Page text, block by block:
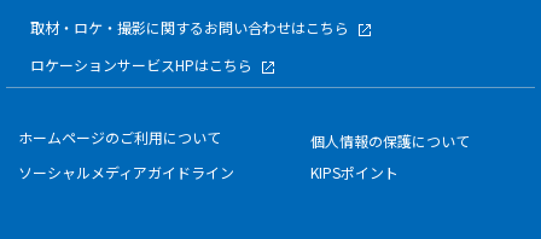
取材・ロケ・撮影に関するお問い合わせはこちら
ロケーションサービスHPはこちら
ホームページのご利用について
個人情報の保護について
ソーシャルメディアガイドライン
KIPSポイント